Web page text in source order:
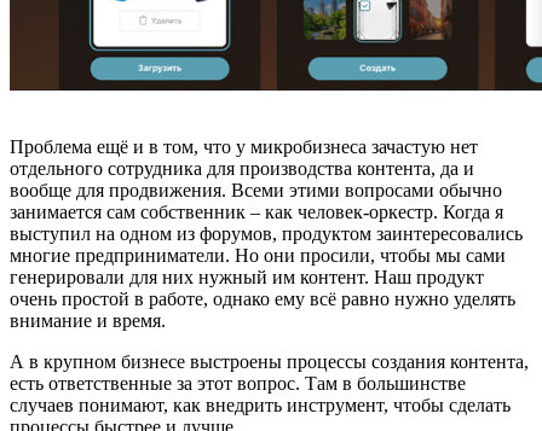
Проблема ещё и в том, что у микробизнеса зачастую нет
отдельного сотрудника для производства контента, да и
вообще для продвижения. Всеми этими вопросами обычно
занимается сам собственник – как человек-оркестр. Когда я
выступил на одном из форумов, продуктом заинтересовались
многие предприниматели. Но они просили, чтобы мы сами
генерировали для них нужный им контент. Наш продукт
очень простой в работе, однако ему всё равно нужно уделять
внимание и время.
А в крупном бизнесе выстроены процессы создания контента,
есть ответственные за этот вопрос. Там в большинстве
случаев понимают, как внедрить инструмент, чтобы сделать
процессы быстрее и лучше.